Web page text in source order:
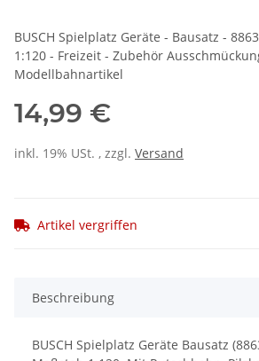
BUSCH Spielplatz Geräte - Bausatz -
1:120 - Freizeit - Zubehör
Modellbahnartikel
14,99 €
inkl. 19% USt. , zzgl. Versand
Artikel vergriffen
Beschreibung
BUSCH Spielplatz Geräte Bausatz